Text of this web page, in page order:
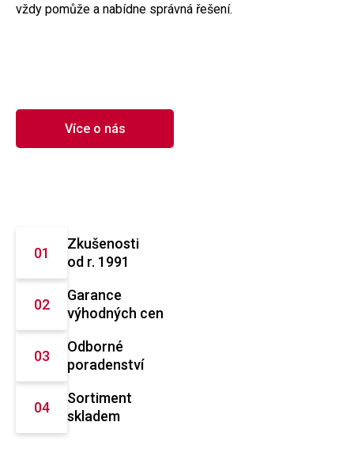
vždy pomůže a nabídne správná řešení.
Více o nás
Zkušenosti
od r. 1991
Garance
výhodných cen
Odborné
poradenství
Sortiment
skladem